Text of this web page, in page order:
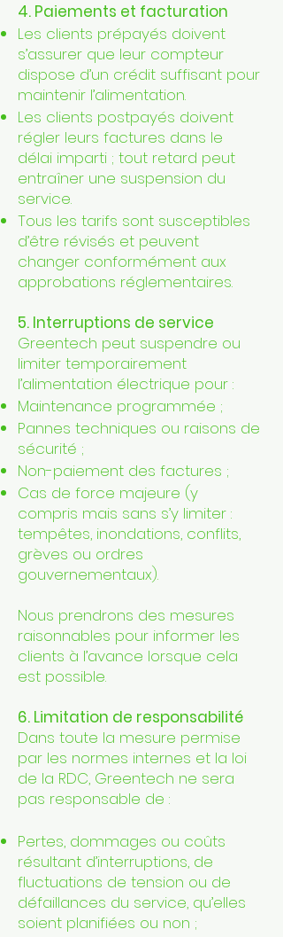
4. Paiements et facturation
Les clients prépayés doivent
s’assurer que leur compteur
dispose d’un crédit suffisant pour
maintenir l’alimentation.
Les clients postpayés doivent
régler leurs factures dans le
délai imparti ; tout retard peut
entraîner une suspension du
service.
Tous les tarifs sont susceptibles
d’être révisés et peuvent
changer conformément aux
approbations réglementaires.
5. Interruptions de service
Greentech peut suspendre ou
limiter temporairement
l’alimentation électrique pour :
Maintenance programmée ;
Pannes techniques ou raisons de
sécurité ;
Non-paiement des factures ;
Cas de force majeure (y
compris mais sans s’y limiter :
tempêtes, inondations, conflits,
grèves ou ordres
gouvernementaux).
Nous prendrons des mesures
raisonnables pour informer les
clients à l’avance lorsque cela
est possible.
6. Limitation de responsabilité
Dans toute la mesure permise
par les normes internes et la loi
de la RDC, Greentech ne sera
pas responsable de :
Pertes, dommages ou coûts
résultant d’interruptions, de
fluctuations de tension ou de
défaillances du service, qu’elles
soient planifiées ou non ;